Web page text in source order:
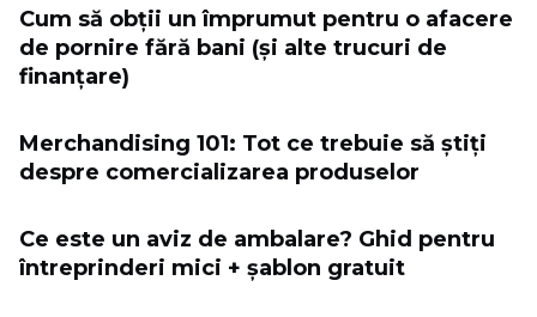
Cum să obții un împrumut pentru o afacere
de pornire fără bani (și alte trucuri de
finanțare)
Merchandising 101: Tot ce trebuie să știți
despre comercializarea produselor
Ce este un aviz de ambalare? Ghid pentru
întreprinderi mici + șablon gratuit